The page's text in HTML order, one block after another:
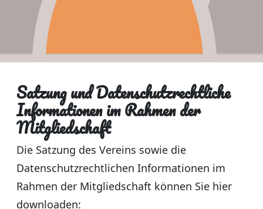
Satzung und Datenschutzrechtliche
Informationen im Rahmen der
Mitgliedschaft
Die Satzung des Vereins sowie die
Datenschutzrechtlichen Informationen im
Rahmen der Mitgliedschaft können Sie hier
downloaden: